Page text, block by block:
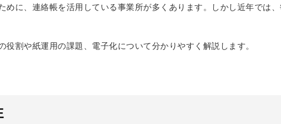
に、連絡帳を活用している事業所が多くあります。しかし近年では、
割や紙運用の課題、電子化について分かりやすく解説します。